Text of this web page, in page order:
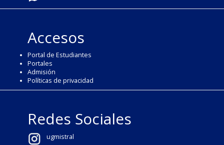
Accesos
Portal de Estudiantes
Portales
Admisión
Políticas de privacidad
Redes Sociales
ugmistral